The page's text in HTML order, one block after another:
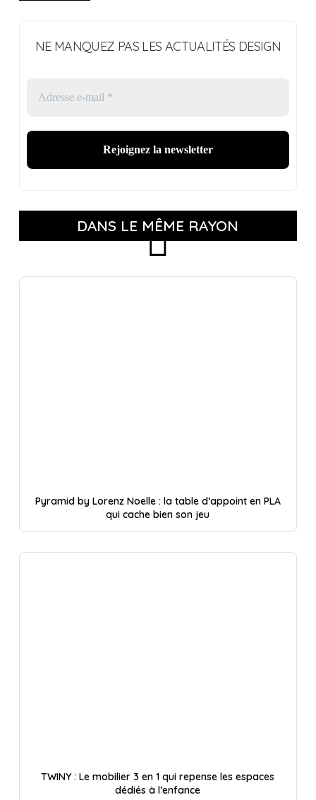
NE MANQUEZ PAS LES ACTUALITÉS DESIGN
DANS LE MÊME RAYON
Pyramid by Lorenz Noelle : la table d’appoint en PLA
qui cache bien son jeu
TWINY : Le mobilier 3 en 1 qui repense les espaces
dédiés à l’enfance